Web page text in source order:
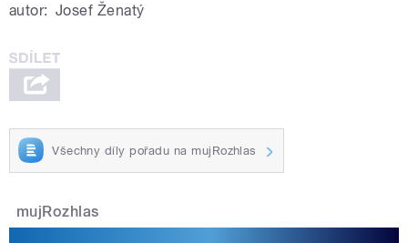
autor: Josef Ženatý
Všechny díly pořadu na mujRozhlas
mujRozhlas